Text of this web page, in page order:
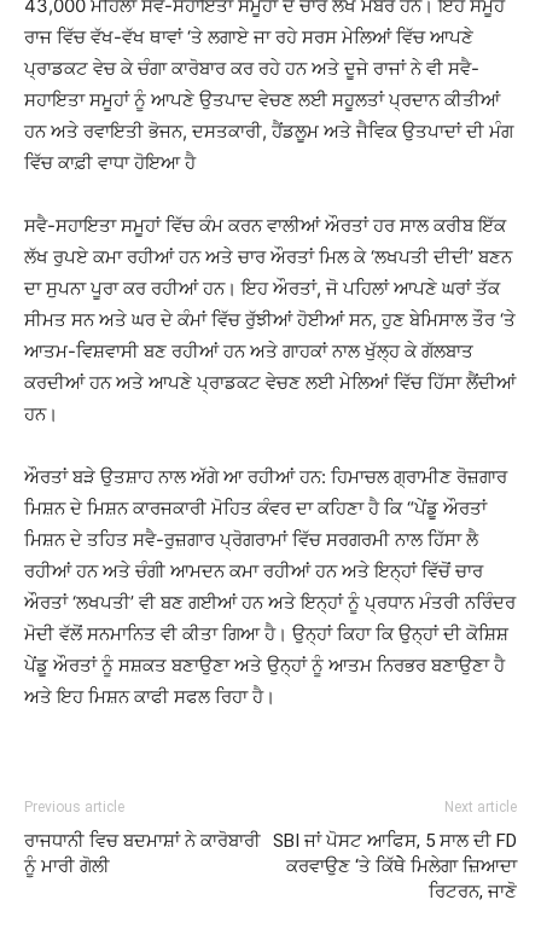
43,000 ਮਹਿਲਾ ਸਵੈ-ਸਹਾਇਤਾ ਸਮੂਹਾਂ ਦੇ ਚਾਰ ਲੱਖ ਮੈਂਬਰ ਹਨ। ਇਹ ਸਮੂਹ
ਰਾਜ ਵਿੱਚ ਵੱਖ-ਵੱਖ ਥਾਵਾਂ ‘ਤੇ ਲਗਾਏ ਜਾ ਰਹੇ ਸਰਸ ਮੇਲਿਆਂ ਵਿੱਚ ਆਪਣੇ
ਪ੍ਰਾਡਕਟ ਵੇਚ ਕੇ ਚੰਗਾ ਕਾਰੋਬਾਰ ਕਰ ਰਹੇ ਹਨ ਅਤੇ ਦੂਜੇ ਰਾਜਾਂ ਨੇ ਵੀ ਸਵੈ-
ਸਹਾਇਤਾ ਸਮੂਹਾਂ ਨੂੰ ਆਪਣੇ ਉਤਪਾਦ ਵੇਚਣ ਲਈ ਸਹੂਲਤਾਂ ਪ੍ਰਦਾਨ ਕੀਤੀਆਂ
ਹਨ ਅਤੇ ਰਵਾਇਤੀ ਭੋਜਨ, ਦਸਤਕਾਰੀ, ਹੈਂਡਲੂਮ ਅਤੇ ਜੈਵਿਕ ਉਤਪਾਦਾਂ ਦੀ ਮੰਗ
ਵਿੱਚ ਕਾਫ਼ੀ ਵਾਧਾ ਹੋਇਆ ਹੈ
ਸਵੈ-ਸਹਾਇਤਾ ਸਮੂਹਾਂ ਵਿੱਚ ਕੰਮ ਕਰਨ ਵਾਲੀਆਂ ਔਰਤਾਂ ਹਰ ਸਾਲ ਕਰੀਬ ਇੱਕ
ਲੱਖ ਰੁਪਏ ਕਮਾ ਰਹੀਆਂ ਹਨ ਅਤੇ ਚਾਰ ਔਰਤਾਂ ਮਿਲ ਕੇ ‘ਲਖਪਤੀ ਦੀਦੀ’ ਬਣਨ
ਦਾ ਸੁਪਨਾ ਪੂਰਾ ਕਰ ਰਹੀਆਂ ਹਨ। ਇਹ ਔਰਤਾਂ, ਜੋ ਪਹਿਲਾਂ ਆਪਣੇ ਘਰਾਂ ਤੱਕ
ਸੀਮਤ ਸਨ ਅਤੇ ਘਰ ਦੇ ਕੰਮਾਂ ਵਿੱਚ ਰੁੱਝੀਆਂ ਹੋਈਆਂ ਸਨ, ਹੁਣ ਬੇਮਿਸਾਲ ਤੌਰ ‘ਤੇ
ਆਤਮ-ਵਿਸ਼ਵਾਸੀ ਬਣ ਰਹੀਆਂ ਹਨ ਅਤੇ ਗਾਹਕਾਂ ਨਾਲ ਖੁੱਲ੍ਹ ਕੇ ਗੱਲਬਾਤ
ਕਰਦੀਆਂ ਹਨ ਅਤੇ ਆਪਣੇ ਪ੍ਰਾਡਕਟ ਵੇਚਣ ਲਈ ਮੇਲਿਆਂ ਵਿੱਚ ਹਿੱਸਾ ਲੈਂਦੀਆਂ
ਹਨ।
ਔਰਤਾਂ ਬੜੇ ਉਤਸ਼ਾਹ ਨਾਲ ਅੱਗੇ ਆ ਰਹੀਆਂ ਹਨ: ਹਿਮਾਚਲ ਗ੍ਰਾਮੀਣ ਰੋਜ਼ਗਾਰ
ਮਿਸ਼ਨ ਦੇ ਮਿਸ਼ਨ ਕਾਰਜਕਾਰੀ ਮੋਹਿਤ ਕੰਵਰ ਦਾ ਕਹਿਣਾ ਹੈ ਕਿ “ਪੇਂਡੂ ਔਰਤਾਂ
ਮਿਸ਼ਨ ਦੇ ਤਹਿਤ ਸਵੈ-ਰੁਜ਼ਗਾਰ ਪ੍ਰੋਗਰਾਮਾਂ ਵਿੱਚ ਸਰਗਰਮੀ ਨਾਲ ਹਿੱਸਾ ਲੈ
ਰਹੀਆਂ ਹਨ ਅਤੇ ਚੰਗੀ ਆਮਦਨ ਕਮਾ ਰਹੀਆਂ ਹਨ ਅਤੇ ਇਨ੍ਹਾਂ ਵਿੱਚੋਂ ਚਾਰ
ਔਰਤਾਂ ‘ਲਖਪਤੀ’ ਵੀ ਬਣ ਗਈਆਂ ਹਨ ਅਤੇ ਇਨ੍ਹਾਂ ਨੂੰ ਪ੍ਰਧਾਨ ਮੰਤਰੀ ਨਰਿੰਦਰ
ਮੋਦੀ ਵੱਲੋਂ ਸਨਮਾਨਿਤ ਵੀ ਕੀਤਾ ਗਿਆ ਹੈ। ਉਨ੍ਹਾਂ ਕਿਹਾ ਕਿ ਉਨ੍ਹਾਂ ਦੀ ਕੋਸ਼ਿਸ਼
ਪੇਂਡੂ ਔਰਤਾਂ ਨੂੰ ਸਸ਼ਕਤ ਬਣਾਉਣਾ ਅਤੇ ਉਨ੍ਹਾਂ ਨੂੰ ਆਤਮ ਨਿਰਭਰ ਬਣਾਉਣਾ ਹੈ
ਅਤੇ ਇਹ ਮਿਸ਼ਨ ਕਾਫੀ ਸਫਲ ਰਿਹਾ ਹੈ।
Previous article
ਰਾਜਧਾਨੀ ਵਿਚ ਬਦਮਾਸ਼ਾਂ ਨੇ ਕਾਰੋਬਾਰੀ
ਨੂੰ ਮਾਰੀ ਗੋਲੀ
Next article
SBI ਜਾਂ ਪੋਸਟ ਆਫਿਸ, 5 ਸਾਲ ਦੀ FD
ਕਰਵਾਉਣ ‘ਤੇ ਕਿੱਥੇੇ ਮਿਲੇਗਾ ਜ਼ਿਆਦਾ
ਰਿਟਰਨ, ਜਾਣੋ